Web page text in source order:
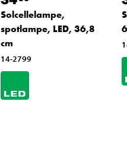
Solcellelampe,
spotlampe, LED, 36,8
cm
14-2799